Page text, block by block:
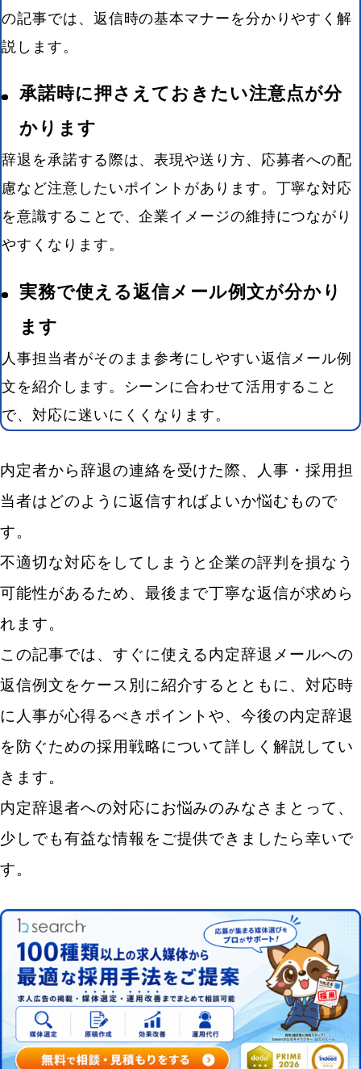
の記事では、返信時の基本マナーを分かりやすく解
説します。
承諾時に押さえておきたい注意点が分
かります
辞退を承諾する際は、表現や送り方、応募者への配
慮など注意したいポイントがあります。丁寧な対応
を意識することで、企業イメージの維持につながり
やすくなります。
実務で使える返信メール例文が分かり
ます
人事担当者がそのまま参考にしやすい返信メール例
文を紹介します。シーンに合わせて活用すること
で、対応に迷いにくくなります。
内定者から辞退の連絡を受けた際、人事・採用担
当者はどのように返信すればよいか悩むもので
す。
不適切な対応をしてしまうと企業の評判を損なう
可能性があるため、最後まで丁寧な返信が求めら
れます。
この記事では、すぐに使える内定辞退メールへの
返信例文をケース別に紹介するとともに、対応時
に人事が心得るべきポイントや、今後の内定辞退
を防ぐための採用戦略について詳しく解説してい
きます。
内定辞退者への対応にお悩みのみなさまとって、
少しでも有益な情報をご提供できましたら幸いで
す。